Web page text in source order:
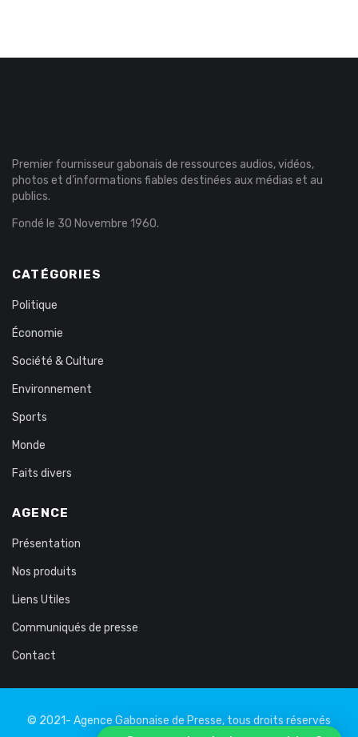
Premier fournisseur gabonais de ressources audios, vidéos,
photos et d’informations fiables destinées aux médias et au
publics.
Fondé le 30 Novembre 1960.
CATÉGORIES
Politique
Économie
Société & Culture
Environnement
Sports
Monde
Faits divers
AGENCE
Présentation
Nos produits
Liens Utiles
Communiqués de presse
Contact
© 2021- Agence Gabonaise de Presse, tous droits réservés